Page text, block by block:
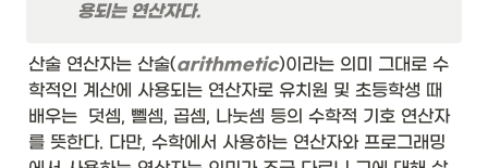
용되는 연산자다.
산술 연산자는 산술(arithmetic)이라는 의미 그대로 수
학적인 계산에 사용되는 연산자로 유치원 및 초등학생 때
배우는  덧셈, 뻴셈, 곱셈, 나눗셈 등의 수학적 기호 연산자
를 뜻한다. 다만, 수학에서 사용하는 연산자와 프로그래밍